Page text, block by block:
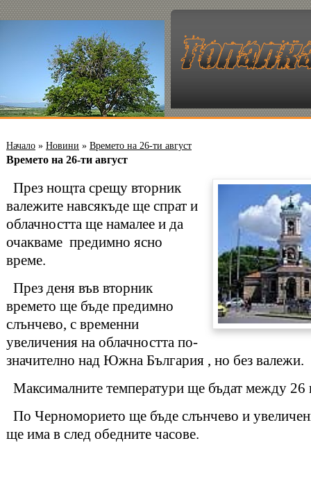
Начало » Новини » Времето на 26-ти август
Времето на 26-ти август
През нощта срещу вторник
валежите навсякъде ще спрат и
облачността ще намалее и да
очакваме предимно ясно
време.
През деня във вторник
времето ще бъде предимно
слънчево, с временни
увеличения на облачността по-
значително над Южна България , но без валежи.
Максималните температури ще бъдат между 26
По Черноморието ще бъде слънчево и
ще има в след обедните часове.